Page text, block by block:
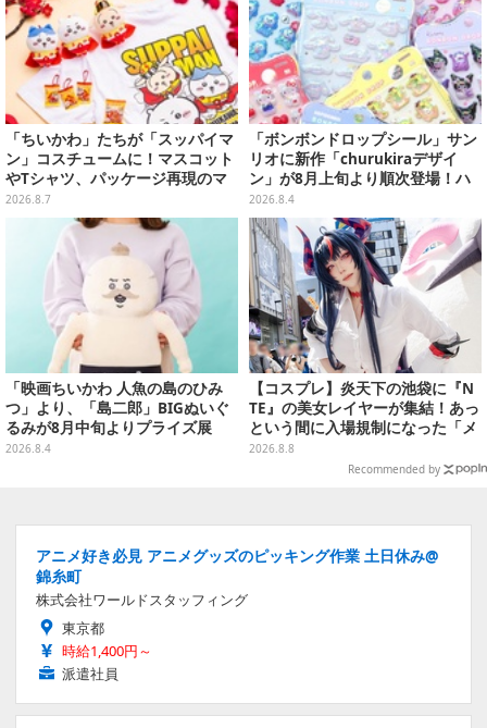
「ちいかわ」たちが「スッパイマ
ン」コスチュームに！マスコット
やTシャツ、パッケージ再現のマ
グネットなど全5アイテム
2026.8.7
「ボンボンドロップシール」サン
リオに新作「churukiraデザイ
ン」が8月上旬より順次登場！ハ
ローキティ、はぴだんぶいなど全
8種類
2026.8.4
「映画ちいかわ 人魚の島のひみ
つ」より、「島二郎」BIGぬいぐ
るみが8月中旬よりプライズ展
開！“味自慢”のエプロンはポケッ
2026.8.4
【コスプレ】炎天下の池袋に『N
TE』の美女レイヤーが集結！あっ
という間に入場規制になった「メ
ェメェ村の大冒険」をレポート
2026.8.8
Recommended by
アニメ好き必見 アニメグッズのピッキング作業 土日休み@
錦糸町
株式会社ワールドスタッフィング
東京都
時給1,400円～
派遣社員